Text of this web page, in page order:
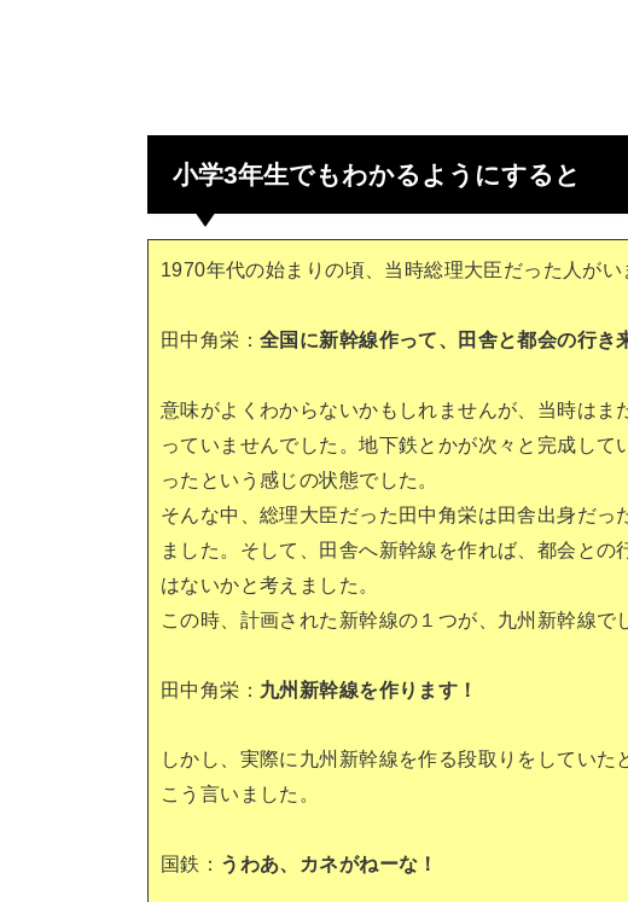
小学3年生でもわかるようにすると
1970年代の始まりの頃、当時総理大臣だった人が
田中角栄：全国に新幹線作って、田舎と都会の行き
意味がよくわからないかもしれませんが、当時は
っていませんでした。地下鉄とかが次々と完成し
ったという感じの状態でした。
そんな中、総理大臣だった田中角栄は田舎出身だ
ました。そして、田舎へ新幹線を作れば、都会と
はないかと考えました。
この時、計画された新幹線の１つが、九州新幹線で
田中角栄： 九州新幹線を作ります！
しかし、実際に九州新幹線を作る段取りをしてい
こう言いました。
国鉄： うわあ、カネがねーな！